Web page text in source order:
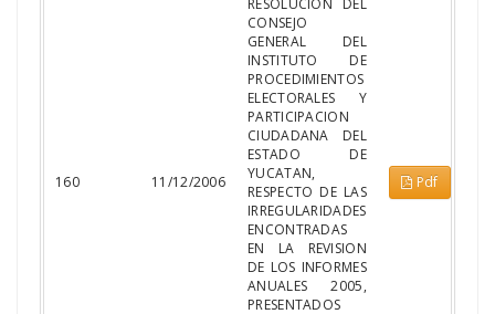
160 11/12/2006
RESOLUCION DEL
CONSEJO
GENERAL DEL
INSTITUTO DE
PROCEDIMIENTOS
ELECTORALES Y
PARTICIPACION
CIUDADANA DEL
ESTADO DE
YUCATAN,
RESPECTO DE LAS
IRREGULARIDADES
ENCONTRADAS
EN LA REVISION
DE LOS INFORMES
ANUALES 2005,
PRESENTADOS
Pdf